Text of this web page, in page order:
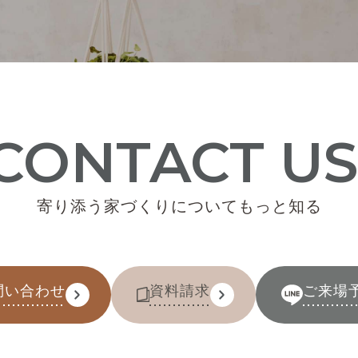
寄り添う家づくりについてもっと知る
い合わせ 資料請求 ご来場